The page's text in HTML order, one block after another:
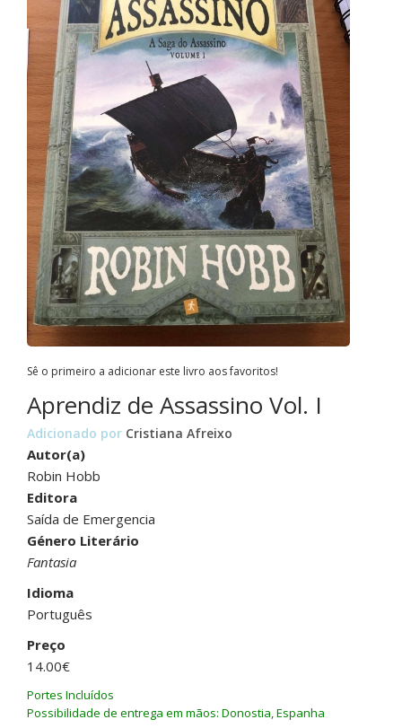
Sê o primeiro a adicionar este livro aos favoritos!
Aprendiz de Assassino Vol. I
Adicionado por Cristiana Afreixo
Autor(a)
Robin Hobb
Editora
Saída de Emergencia
Género Literário
Fantasia
Idioma
Português
Preço
14.00€
Portes Incluídos
Possibilidade de entrega em mãos: Donostia, Espanha